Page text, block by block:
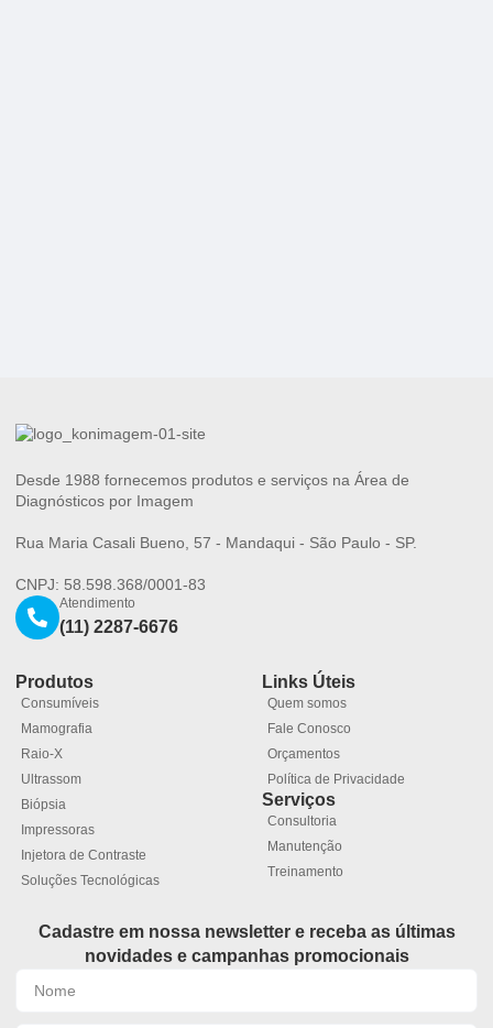
Desde 1988 fornecemos produtos e serviços na Área de
Diagnósticos por Imagem
Rua Maria Casali Bueno, 57 - Mandaqui - São Paulo - SP.
CNPJ: 58.598.368/0001-83
Atendimento
(11) 2287-6676
Produtos
Consumíveis
Mamografia
Raio-X
Ultrassom
Biópsia
Impressoras
Injetora de Contraste
Soluções Tecnológicas
Links Úteis
Quem somos
Fale Conosco
Orçamentos
Política de Privacidade
Serviços
Consultoria
Manutenção
Treinamento
Cadastre em nossa newsletter e receba as últimas
novidades e campanhas promocionais